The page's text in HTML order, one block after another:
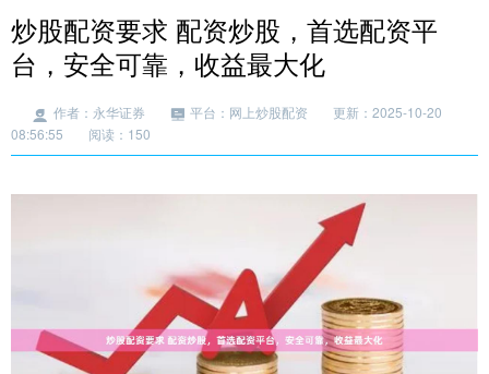
炒股配资要求 配资炒股，首选配资平
台，安全可靠，收益最大化
作者：永华证券 平台：网上炒股配资
更新：2025-10-20
08:56:55
阅读：150